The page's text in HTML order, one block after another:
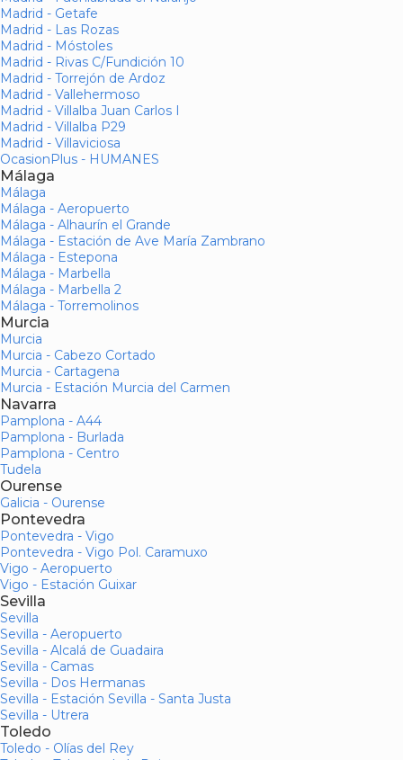
Madrid - Getafe
Madrid - Las Rozas
Madrid - Móstoles
Madrid - Rivas C/Fundición 10
Madrid - Torrejón de Ardoz
Madrid - Vallehermoso
Madrid - Villalba Juan Carlos I
Madrid - Villalba P29
Madrid - Villaviciosa
OcasionPlus - HUMANES
Málaga
Málaga
Málaga - Aeropuerto
Málaga - Alhaurín el Grande
Málaga - Estación de Ave María Zambrano
Málaga - Estepona
Málaga - Marbella
Málaga - Marbella 2
Málaga - Torremolinos
Murcia
Murcia
Murcia - Cabezo Cortado
Murcia - Cartagena
Murcia - Estación Murcia del Carmen
Navarra
Pamplona - A44
Pamplona - Burlada
Pamplona - Centro
Tudela
Ourense
Galicia - Ourense
Pontevedra
Pontevedra - Vigo
Pontevedra - Vigo Pol. Caramuxo
Vigo - Aeropuerto
Vigo - Estación Guixar
Sevilla
Sevilla
Sevilla - Aeropuerto
Sevilla - Alcalá de Guadaira
Sevilla - Camas
Sevilla - Dos Hermanas
Sevilla - Estación Sevilla - Santa Justa
Sevilla - Utrera
Toledo
Toledo - Olías del Rey